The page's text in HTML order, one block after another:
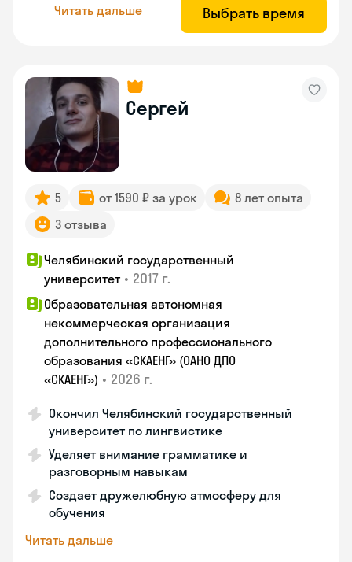
Читать дальше Выбрать время
Сергей
5 от 1590 ₽ за урок
8 лет опыта
3 отзыва
Челябинский государственный
университет • 2017 г.
Образовательная автономная
некоммерческая организация
дополнительного профессионального
образования «СКАЕНГ» (ОАНО ДПО
«СКАЕНГ») • 2026 г.
Окончил Челябинский государственный
университет по лингвистике
Уделяет внимание грамматике и
разговорным навыкам
Создает дружелюбную атмосферу для
обучения
Читать дальше